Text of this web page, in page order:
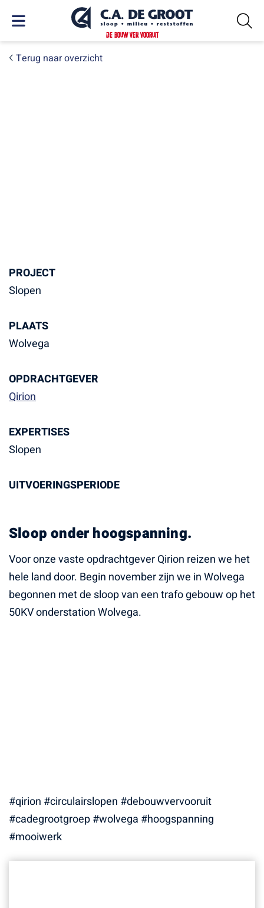
DE BOUW VER VOORUIT
Terug naar overzicht
PROJECT
Slopen
PLAATS
Wolvega
OPDRACHTGEVER
Qirion
EXPERTISES
Slopen
UITVOERINGSPERIODE
Sloop onder hoogspanning.
Voor onze vaste opdrachtgever Qirion reizen we het
hele land door. Begin november zijn we in Wolvega
begonnen met de sloop van een trafo gebouw op het
50KV onderstation Wolvega.
#qirion #circulairslopen #debouwvervooruit
#cadegrootgroep #wolvega #hoogspanning
#mooiwerk